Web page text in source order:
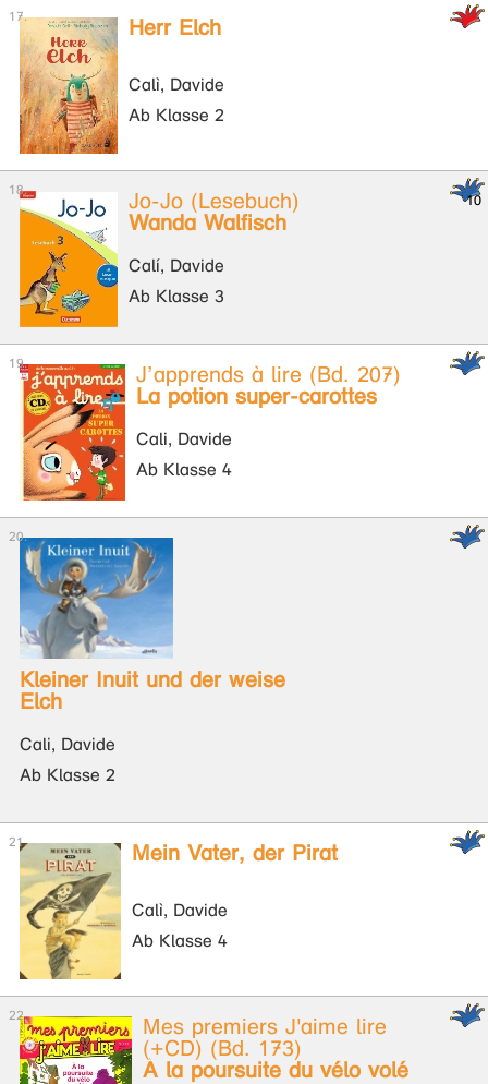
Herr Elch
Calì, Davide
Ab Klasse 2
Jo-Jo (Lesebuch)
Wanda Walfisch
Calí, Davide
Ab Klasse 3
J’apprends à lire (Bd. 207)
La potion super-carottes
Cali, Davide
Ab Klasse 4
Kleiner Inuit und der weise
Elch
Cali, Davide
Ab Klasse 2
Mein Vater, der Pirat
Calì, Davide
Ab Klasse 4
Mes premiers J'aime lire
(+CD) (Bd. 173)
À la poursuite du vélo volé